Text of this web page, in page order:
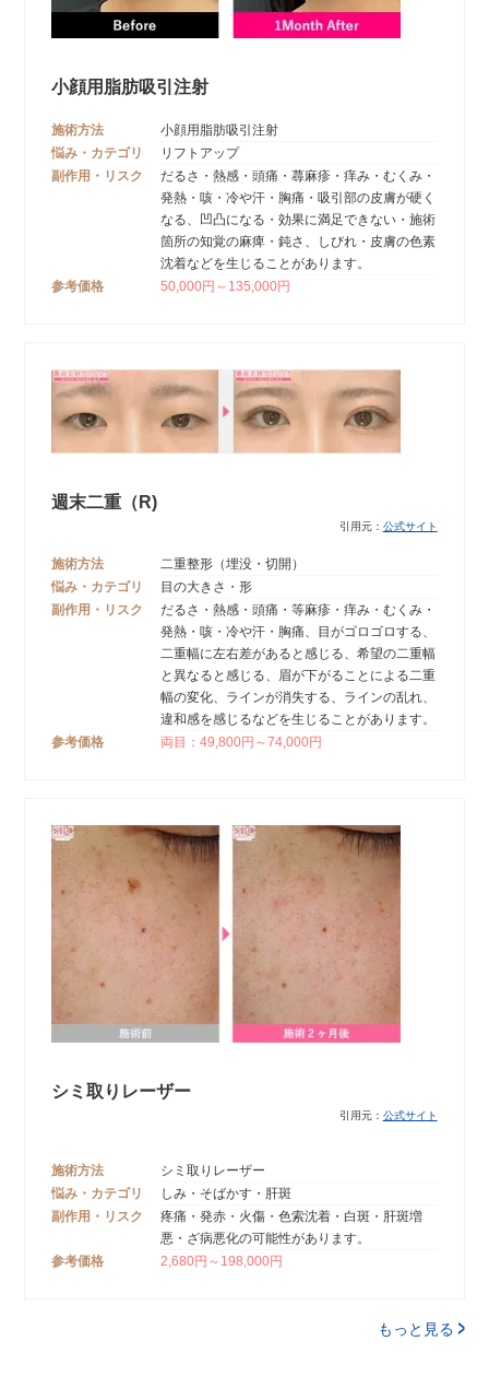
小顔用脂肪吸引注射
施術方法
小顔用脂肪吸引注射
悩み・カテゴリ
リフトアップ
副作用・リスク
だるさ・熱感・頭痛・蕁麻疹・痒み・むくみ・
発熱・咳・冷や汗・胸痛・吸引部の皮膚が硬く
なる、凹凸になる・効果に満足できない・施術
箇所の知覚の麻痺・鈍さ、しびれ・皮膚の色素
沈着などを生じることがあります。
参考価格
50,000円～135,000円
週末二重（R)
引用元： 公式サイト
施術方法
二重整形（埋没・切開）
悩み・カテゴリ
目の大きさ・形
副作用・リスク
だるさ・熱感・頭痛・等麻疹・痒み・むくみ・
発熱・咳・冷や汗・胸痛、目がゴロゴロする、
二重幅に左右差があると感じる、希望の二重幅
と異なると感じる、眉が下がることによる二重
幅の変化、ラインが消失する、ラインの乱れ、
違和感を感じるなどを生じることがあります。
参考価格
両目：49,800円～74,000円
シミ取りレーザー
引用元： 公式サイト
施術方法
シミ取りレーザー
悩み・カテゴリ
しみ・そばかす・肝斑
副作用・リスク
疼痛・発赤・火傷・色索沈着・白斑・肝斑増
悪・ざ病悪化の可能性があります。
参考価格
2,680円～198,000円
もっと見る